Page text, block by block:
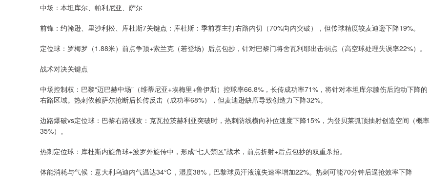
中场：本坦库尔、帕利尼亚、萨尔
前锋：约翰逊、里沙利松、库杜斯7关键点：库杜斯：季前赛主打右路内切（70%向内突破），但传球精度较麦迪逊下降19%。
定位球：罗梅罗（1.88米）前点争顶+索兰克（若登场）后点包抄，针对巴黎门将舍瓦利耶出击弱点（高空球处理失误率22%）。
战术对决关键点
中场控制权：巴黎“迈巴赫中场”（维蒂尼亚+埃梅里+鲁伊斯）控球率66.8%，长传成功率71%，将针对本坦库尔膝伤后跑动下降的
右路区域。热刺依赖萨尔抢断后长传反击（成功率68%），但麦迪逊缺席导致创造力下降32%。
边路爆破vs定位球：巴黎右路强攻：克瓦拉茨赫利亚突破时，热刺防线横向补位速度下降15%，为登贝莱弧顶抽射创造空间（概率
35%）。
热刺定位球：库杜斯内旋角球+波罗外旋传中，形成“七人禁区”战术，前点折射+后点包抄的双重杀招。
体能消耗与气候：意大利乌迪内气温达34℃，湿度38%，巴黎球员汗液流失速率增加22%。热刺可能70分钟后逼抢效率下降